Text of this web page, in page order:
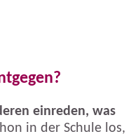
einreden, was
in der Schule los,